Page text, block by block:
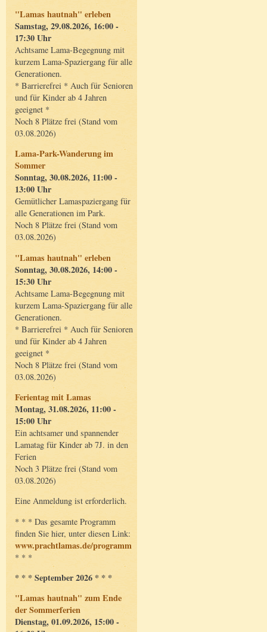
"Lamas hautnah" erleben
Samstag, 29.08.2026, 16:00 -
17:30 Uhr
Achtsame Lama-Begegnung mit
kurzem Lama-Spaziergang für alle
Generationen.
* Barrierefrei * Auch für Senioren
und für Kinder ab 4 Jahren
geeignet *
Noch 8 Plätze frei (Stand vom
03.08.2026)
Lama-Park-Wanderung im
Sommer
Sonntag, 30.08.2026, 11:00 -
13:00 Uhr
Gemütlicher Lamaspaziergang für
alle Generationen im Park.
Noch 8 Plätze frei (Stand vom
03.08.2026)
"Lamas hautnah" erleben
Sonntag, 30.08.2026, 14:00 -
15:30 Uhr
Achtsame Lama-Begegnung mit
kurzem Lama-Spaziergang für alle
Generationen.
* Barrierefrei * Auch für Senioren
und für Kinder ab 4 Jahren
geeignet *
Noch 8 Plätze frei (Stand vom
03.08.2026)
Ferientag mit Lamas
Montag, 31.08.2026, 11:00 -
15:00 Uhr
Ein achtsamer und spannender
Lamatag für Kinder ab 7J. in den
Ferien
Noch 3 Plätze frei (Stand vom
03.08.2026)
Eine Anmeldung ist erforderlich.
* * * Das gesamte Programm
finden Sie hier, unter diesen Link:
www.prachtlamas.de/programm
* * *
* * * September 2026 * * *
"Lamas hautnah" zum Ende
der Sommerferien
Dienstag, 01.09.2026, 15:00 -